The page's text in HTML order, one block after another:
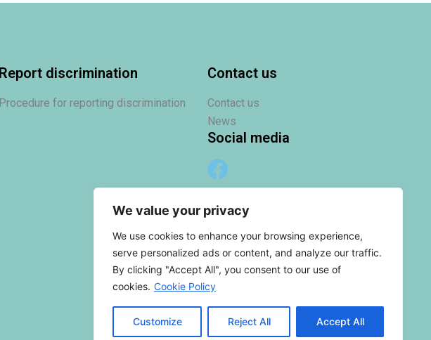
We value your privacy
We use cookies to enhance your browsing experience,
serve personalized ads or content, and analyze our traffic.
By clicking "Accept All", you consent to our use of
cookies. Cookie Policy
Customize Reject All Accept All
Report discrimination
Procedure for reporting discrimination
Contact us
Contact us
News
Social media